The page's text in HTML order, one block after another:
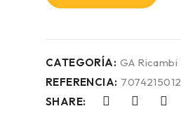
CATEGORÍA: GA Ricambi
REFERENCIA: 7074215012
SHARE: